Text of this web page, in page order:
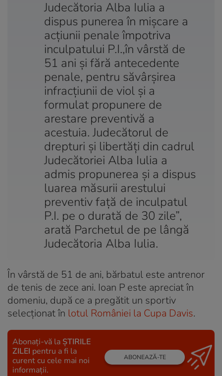
Judecătoria Alba Iulia a
dispus punerea în mişcare a
acţiunii penale împotriva
inculpatului P.I.,în vârstă de
51 ani şi fără antecedente
penale, pentru săvârşirea
infracţiunii de viol şi a
formulat propunere de
arestare preventivă a
acestuia. Judecătorul de
drepturi şi libertăţi din cadrul
Judecătoriei Alba Iulia a
admis propunerea şi a dispus
luarea măsurii arestului
preventiv faţă de inculpatul
P.I. pe o durată de 30 zile”,
arată Parchetul de pe lângă
Judecătoria Alba Iulia.
În vârstă de 51 de ani, bărbatul este antrenor
de tenis de zece ani. Ioan P este apreciat în
domeniu, după ce a pregătit un sportiv
selecționat în lotul României la Cupa Davis.
Abonați-vă la ȘTIRILE
ZILEI pentru a fi la
curent cu cele mai noi
informații.
ABONEAZĂ-TE